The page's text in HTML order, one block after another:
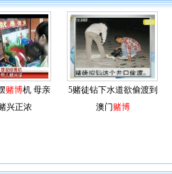
赌博机 母亲
兴正浓
5赌徒钻下水道欲偷渡到
澳门赌博